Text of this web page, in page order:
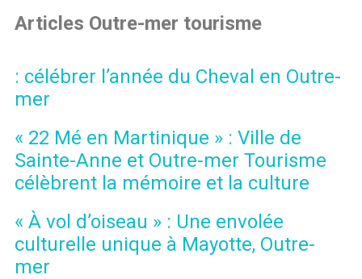
Articles Outre-mer tourisme
: célébrer l’année du Cheval en Outre-
mer
« 22 Mé en Martinique » : Ville de
Sainte-Anne et Outre-mer Tourisme
célèbrent la mémoire et la culture
« À vol d’oiseau » : Une envolée
culturelle unique à Mayotte, Outre-
mer